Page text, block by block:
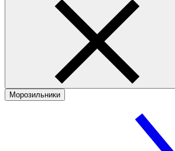
Морозильники